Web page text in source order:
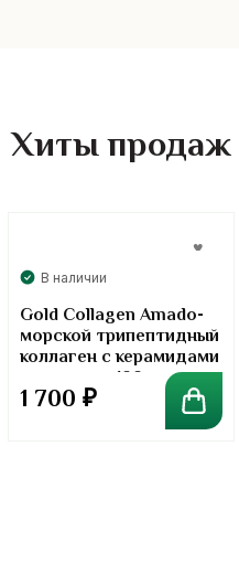
Хиты продаж
В наличии
Gold Collagen Amado-
морской трипептидный
коллаген с керамидами
в порошке. 100 грамм
1 700 ₽